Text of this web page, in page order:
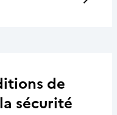
de
sécurité